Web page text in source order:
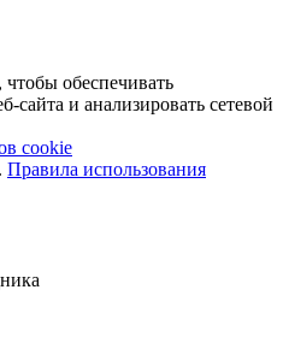
обеспечивать
сайта и анализировать сетевой
cookie
Правила использования